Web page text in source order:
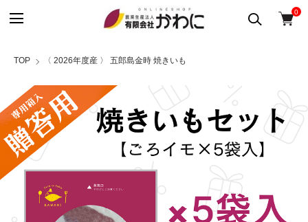
0
TOP 〈 2026年度産 〉 五郎島金時 焼きいも